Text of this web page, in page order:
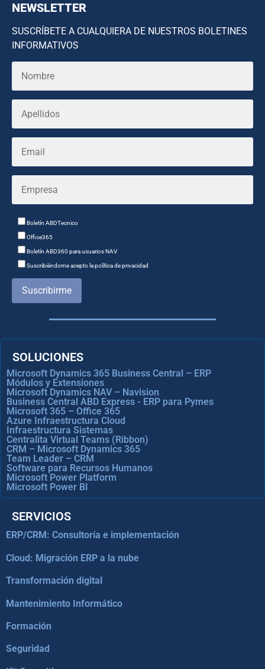
NEWSLETTER
SUSCRÍBETE A CUALQUIERA DE NUESTROS BOLETINES
INFORMATIVOS
Boletín ABDTecnico
Office365
Boletín ABD360 para usuarios NAV
Suscribiéndome acepto la política de privacidad
Suscribirme
SOLUCIONES
Microsoft Dynamics 365 Business Central – ERP
Módulos y Extensiones
Microsoft Dynamics NAV – Navision
Business Central ABD Express - ERP para Pymes
Microsoft 365 – Office 365
Azure Infraestructura Cloud
Infraestructura Sistemas
Centralita Virtual Teams (Ribbon)
CRM – Microsoft Dynamics 365
Team Leader – CRM
Software para Recursos Humanos
Microsoft Power Platform
Microsoft Power BI
SERVICIOS
ERP/CRM: Consultoría e implementación
Cloud: Migración ERP a la nube
Transformación digital
Mantenimiento Informático
Formación
Seguridad